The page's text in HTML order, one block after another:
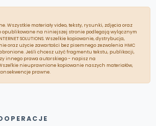
Wszystkie materiały video, teksty, rysunki, zdjęcia oraz
opublikowane na niniejszej stronie podlegają wylącznym
SOLUTIONS. Wszelkie kopiowanie, dystrybucja,
oraz użycie zawartości bez pisemnego zezwolenia HMC
zabronione. Jeśli chcesz użyć fragmentu tekstu, publikacji,
innego prawa autorskiego - napisz na
nieuprawnione kopiowanie naszych materiałów,
prawne.